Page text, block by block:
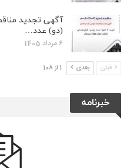
(دو) عدد…
6 مرداد 1405
قبلی بعدی 1 از 108
خبرنامه